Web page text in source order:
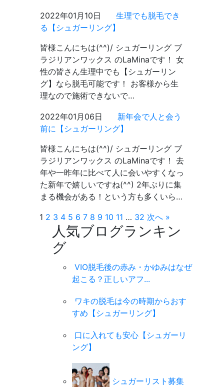
2022年01月10日
生理でも脱毛でき
る【シュガーリング】
皆様こんにちは(^^)/ シュガーリング ブ
ラジリアンワックス のLaMinaです！ 女
性の皆さん生理中でも【シュガーリン
グ】なら脱毛可能です！ お客様から生
理なので施術できないで…
2022年01月06日
新年会で人と会う
前に【シュガーリング】
皆様こんにちは(^^)/ シュガーリング ブ
ラジリアンワックス のLaMinaです！ 去
年や一昨年に比べて人に会いやすくなっ
た新年で嬉しいですね(^^) 2年ぶりに集
まる機会がある！という方も多くいら…
1 2 3 4 5 6 7 8 9 10 11 … 32 次へ »
人気ブログランキン
グ
VIO脱毛後の赤み・かゆみはなぜ
起こる？正しいアフ...
ワキの脱毛は今の時期からおす
すめ【シュガーリング】
口に入れても安心【シュガーリ
ング】
シュガーリスト募集